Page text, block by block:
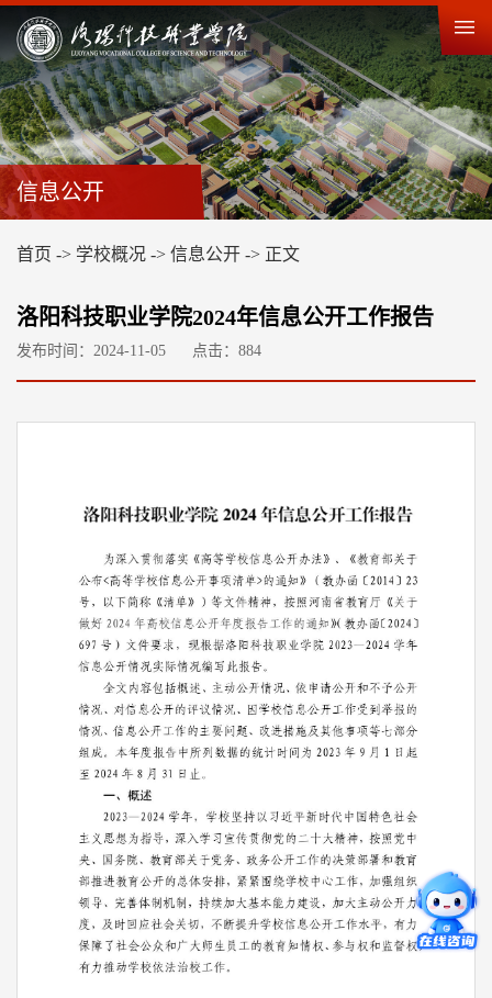
信息公开
首页 -> 学校概况 -> 信息公开 -> 正文
洛阳科技职业学院2024年信息公开工作报告
发布时间：2024-11-05 点击： 884